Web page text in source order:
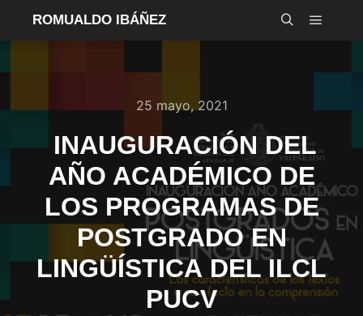
ROMUALDO IBÁÑEZ
Menú
25 mayo, 2021
INAUGURACIÓN DEL
AÑO ACADÉMICO DE
LOS PROGRAMAS DE
POSTGRADO EN
LINGÜÍSTICA DEL ILCL
PUCV